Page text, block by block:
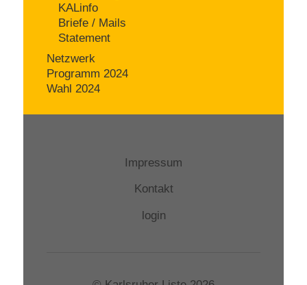
KALinfo
Briefe / Mails
Statement
Netzwerk
Programm 2024
Wahl 2024
Impressum
Kontakt
login